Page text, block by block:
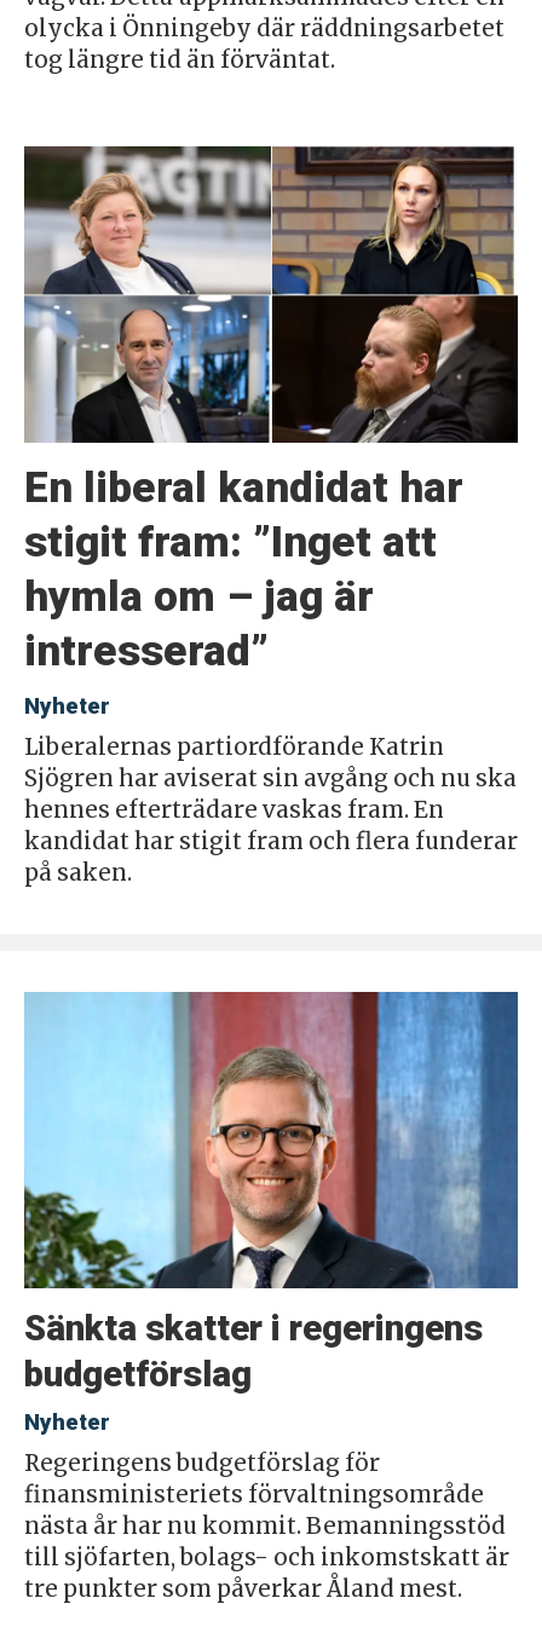
olycka i Önningeby där räddningsarbetet
tog längre tid än förväntat.
En liberal kandidat har
stigit fram: ”Inget att
hymla om – jag är
intresserad”
Nyheter
Liberalernas partiordförande Katrin
Sjögren har aviserat sin avgång och nu ska
hennes efterträdare vaskas fram. En
kandidat har stigit fram och flera funderar
på saken.
Sänkta skatter i regeringens
budgetförslag
Nyheter
Regeringens budgetförslag för
finansministeriets förvaltningsområde
nästa år har nu kommit. Bemanningsstöd
till sjöfarten, bolags- och inkomstskatt är
tre punkter som påverkar Åland mest.